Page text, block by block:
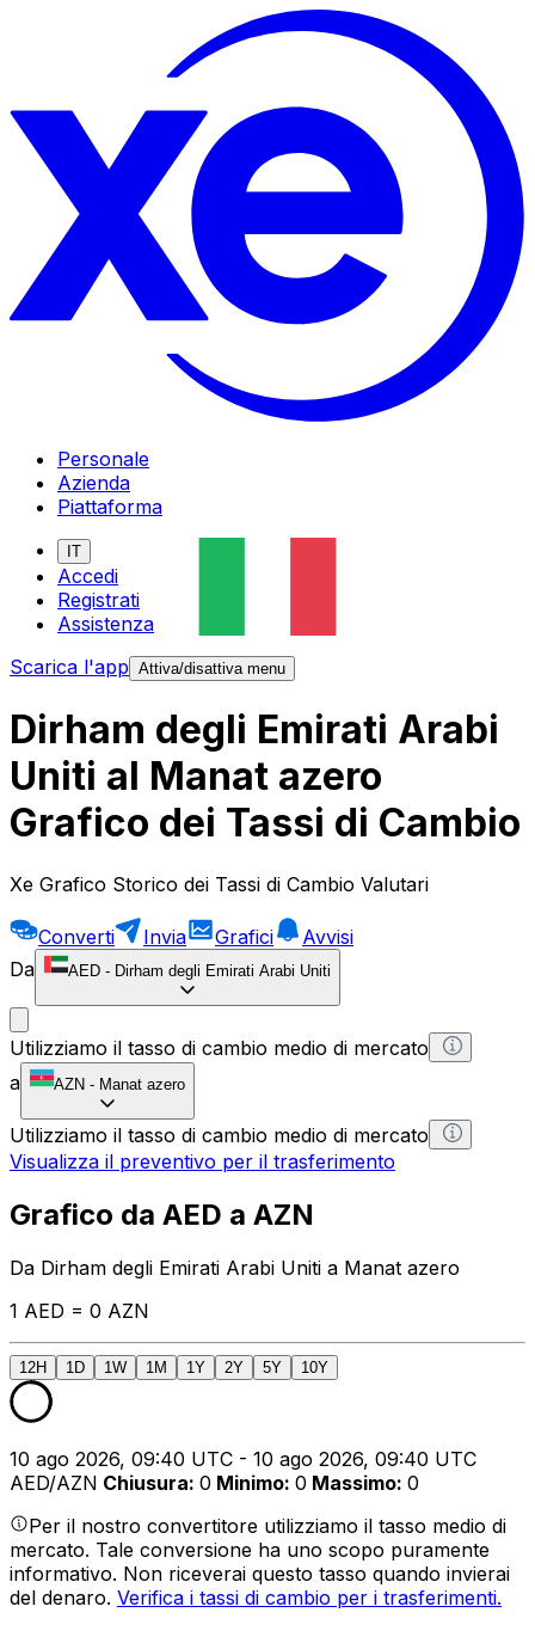
Personale
Azienda
Piattaforma
IT
Accedi
Registrati
Assistenza
Scarica l'app Attiva/disattiva menu
Dirham degli Emirati Arabi
Uniti al Manat azero
Grafico dei Tassi di Cambio
Xe Grafico Storico dei Tassi di Cambio Valutari
Converti Invia Grafici
Avvisi
Da
AED - Dirham degli Emirati Arabi Uniti
Utilizziamo il tasso di cambio medio di mercato
a
AZN - Manat azero
Utilizziamo il tasso di cambio medio di mercato
Visualizza il preventivo per il trasferimento
Grafico da AED a AZN
Da Dirham degli Emirati Arabi Uniti a Manat azero
1 AED = 0 AZN
12H 1D 1W 1M 1Y 2Y 5Y 10Y
10 ago 2026, 09:40 UTC - 10 ago 2026, 09:40 UTC
AED/AZN Chiusura: 0 Minimo: 0 Massimo: 0
Per il nostro convertitore utilizziamo il tasso medio di
mercato. Tale conversione ha uno scopo puramente
informativo. Non riceverai questo tasso quando invierai
del denaro. Verifica i tassi di cambio per i trasferimenti.